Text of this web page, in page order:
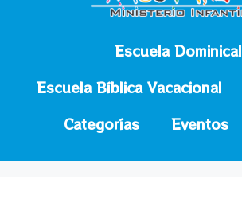
Escuela Dominical
Escuela Bíblica Vacacional
Categorías
Eventos